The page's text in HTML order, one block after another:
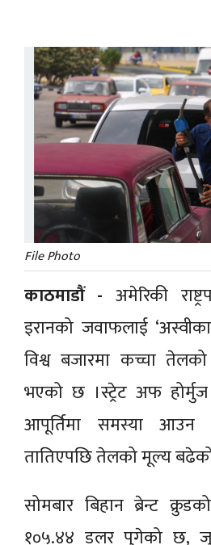
File Photo
काठमाडौं - अमेरिकी
इरानको जवाफलाई
विश्व बजारमा कच्चा
भएको छ ।स्ट्रेट अफ होर्मुज
आपूर्तिमा समस्या
तातिएपछि तेलको मूल्य
सोमबार बिहान ब्रेन्ट
१०५.४४ डलर पुगेको छ,